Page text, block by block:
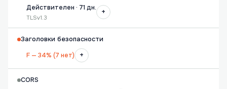
Действителен · 71 дн.
TLSv1.3
+
Заголовки безопасности
F — 34% (7 нет)
+
CORS